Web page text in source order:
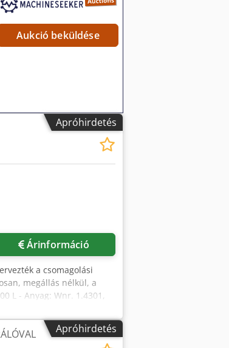
Aukció beküldése
Apróhirdetés
Árinformáció
a csomagolási
megállás nélkül, a
L - Anyag: Wnr. 1.4301,
- átmérő: 565 mm H -
magassága: 250 mm A
Apróhirdetés